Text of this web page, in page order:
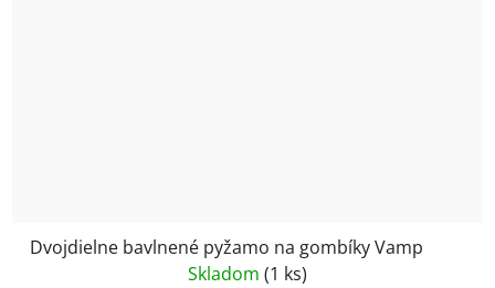
Dvojdielne bavlnené pyžamo na gombíky Vamp
Skladom (1 ks)